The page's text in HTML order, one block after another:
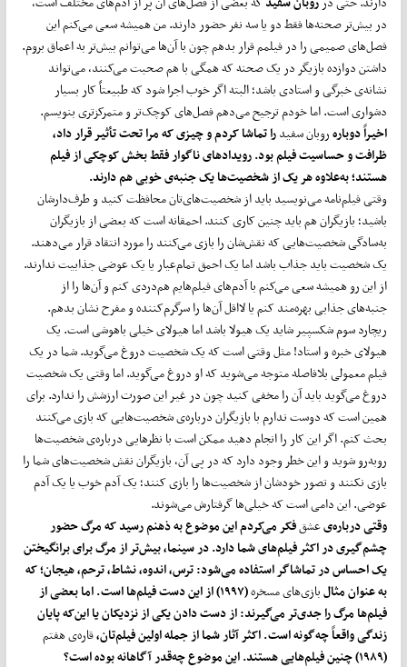
در بیش‌تر صحنه‌ها فقط دو یا سه نفر حضور دارند. من همیشه سعی می‌کنم این
فصل‌های صمیمی را در فیلمم قرار بدهم چون با آن‌ها می‌توانم بیش‌تر به اعماق بروم.
داشتن دوازده بازیگر در یک صحنه که همگی با هم صحبت می‌کنند، می‌تواند
نشانه‌ی خبرگی و استادی باشد؛ البته اگر خوب اجرا شود که طبیعتاً کار بسیار
دشواری است. اما خودم ترجیح می‌دهم فصل‌های کوچک‌تر و متمرکزتری بنویسم.
اخیراً دوبارهروبان سفیدرا تماشا کردم و چیزی که مرا تحت ‌تأثیر قرار داد،
ظرافت و حساسیت فیلم بود. رویدادهای ناگوار فقط بخش کوچکی از فیلم
هستند؛ به‌علاوه هر یک از شخصیت‌ها یک جنبه‌ی خوبی هم دارند.
وقتی فیلم‌نامه‌ می‌نویسید باید از شخصیت‌های‌تان محافظت کنید و طرف‌دار‌شان
باشید؛ بازیگران هم باید چنین کاری کنند. احمقانه است که بعضی از بازیگران
به‌سادگی شخصیت‌هایی که نقش‌شان را بازی می‌کنند را مورد انتقاد قرار می‌دهند.
یک شخصیت باید جذاب باشد اما یک احمق تمام‌عیار یا یک عوضی جذابیت ندارند.
از این رو همیشه سعی می‌کنم با آدم‌های فیلم‌هایم هم‌دردی کنم و آن‌ها را از
جنبه‌های جذابی بهره‌مند کنم یا لااقل آن‌ها را سرگرم‌کننده و مفرح نشان بدهم.
ریچارد سوم شکسپیر شاید یک هیولا باشد اما هیولای خیلی باهوشی است. یک
هیولای خبره و استاد! مثل وقتی است که یک شخصیت دروغ می‌گوید. شما در یک
فیلم معمولی بلافاصله متوجه می‌شوید که او دروغ می‌گوید. اما وقتی یک شخصیت
دروغ می‌گوید باید آن را مخفی کنید چون در غیر این ‌صورت ارزشش را ندارد. برای
همین است که دوست ندارم با بازیگران درباره‌ی شخصیت‌هایی که بازی می‌کنند
بحث کنم. اگر این کار را انجام دهید ممکن است با نظرهایی درباره‌ی شخصیت‌ها
روبه‌رو شوید و این خطر وجود دارد که در پی آن، بازیگران‌ نقش شخصیت‌های شما را
بازی نکنند و تصور خودشان از شخصیت‌ها را بازی کنند؛ یک آدم خوب یا یک آدم
عوضی. این دامی است که خیلی‌ها گرفتارش می‌شوند.
وقتی درباره‌یعشقفکر می‌کردم این موضوع به ذهنم رسید که مرگ حضور
چشم‌گیری در اکثر فیلم‌های شما دارد. در سینما، بیش‌تر از مرگ برای برانگیختن
یک احساس در تماشاگر استفاده می‌شود: ترس، اندوه، نشاط، ترحم، هیجان؛ که
به عنوان مثالبازی‌های مسخره
(۱۹۹۷) از این دست فیلم‌ها است. اما بعضی از
فیلم‌ها مرگ را جدی‌تر می‌گیرند: از دست دادن یکی از نزدیکان یا این‌که پایان
زندگی واقعاً چه‌گونه است. اکثر آثار شما از جمله اولین فیلم‌تان،قاره‌ی هفتم